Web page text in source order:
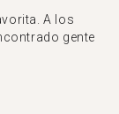
A los
gente